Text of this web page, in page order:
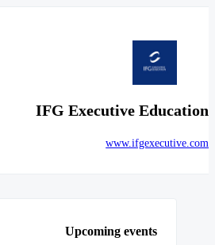
IFG Executive Education
www.ifgexecutive.com
Upcoming events